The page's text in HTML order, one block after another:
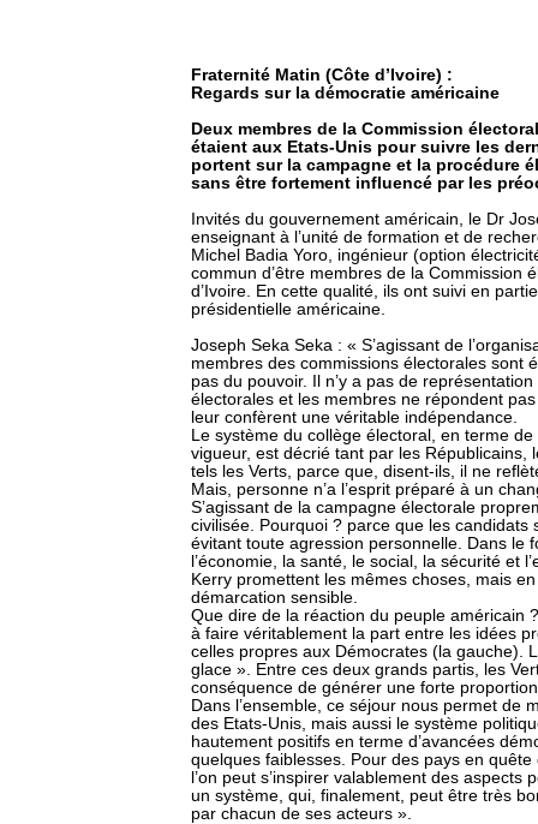
Fraternité Matin (Côte d’Ivoire) :
Regards sur la démocratie américaine
Deux membres de la Commission
étaient aux Etats-Unis pour suivre les
portent sur la campagne et la procédure
sans être fortement influencé par les
Invités du gouvernement américain, le Dr
enseignant à l’unité de formation et de
Michel Badia Yoro, ingénieur (option
commun d’être membres de la Commission
d’Ivoire. En cette qualité, ils ont suivi en
présidentielle américaine.
Joseph Seka Seka : « S’agissant de
membres des commissions électorales sont
pas du pouvoir. Il n’y a pas de
électorales et les membres ne répondent
leur confèrent une véritable indépendance.
Le système du collège électoral, en terme
vigueur, est décrié tant par les
tels les Verts, parce que, disent-ils, il ne
Mais, personne n’a l’esprit préparé à un
S’agissant de la campagne électorale
civilisée. Pourquoi ? parce que les candidats
évitant toute agression personnelle. Dans le
l’économie, la santé, le social, la sécurité et
Kerry promettent les mêmes choses, mais
démarcation sensible.
Que dire de la réaction du peuple américain
à faire véritablement la part entre les idées
celles propres aux Démocrates (la gauche).
glace ». Entre ces deux grands partis, les
conséquence de générer une forte
Dans l’ensemble, ce séjour nous permet de
des Etats-Unis, mais aussi le système
hautement positifs en terme d’avancées
quelques faiblesses. Pour des pays en
l’on peut s’inspirer valablement des
un système, qui, finalement, peut être très
par chacun de ses acteurs ».